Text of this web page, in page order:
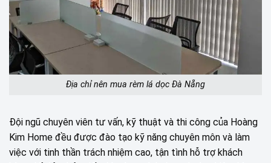
Địa chỉ nên mua rèm lá dọc Đà Nẵng
Đội ngũ chuyên viên tư vấn, kỹ thuật và thi công của Hoàng
Kim Home đều được đào tạo kỹ năng chuyên môn và làm
việc với tinh thần trách nhiệm cao, tận tình hỗ trợ khách